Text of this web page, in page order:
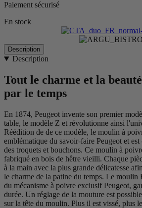
Paiement sécurisé
En stock
Description
Description
Tout le charme et la
par le temps
En 1874, Peugeot invente son premier
table, le modèle Z et révolutionne ainsi
Réédition de de ce modèle, le moulin à
emblématique du savoir-faire Peugeot et
des troquets et bouchons. Ce moulin à
fabriqué en bois de hêtre vieilli. Chaque
à la main avec la plus grande délicatesse
le charme de la patine du temps. Le moulin
du mécanisme à poivre exclusif Peugeot,
durée. Un réglage de la mouture est
sur la tête du moulin. Plus il est vissé, plus